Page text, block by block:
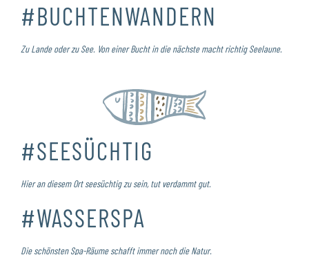
#BUCHTENWANDERN
Zu Lande oder zu See. Von einer Bucht in die nächste macht richtig Seelaune.
#SEESÜCHTIG
Hier an diesem Ort seesüchtig zu sein, tut verdammt gut.
#WASSERSPA
Die schönsten Spa-Räume schafft immer noch die Natur.